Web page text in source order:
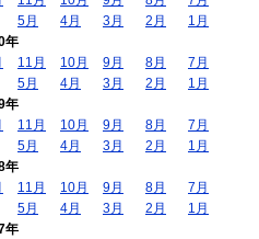
5月 4月 3月 2月
1月
年
11月 10月 9月 8月
7月
5月 4月 3月 2月
1月
年
11月 10月 9月 8月
7月
5月 4月 3月 2月
1月
年
11月 10月 9月 8月
7月
5月 4月 3月 2月
1月
年